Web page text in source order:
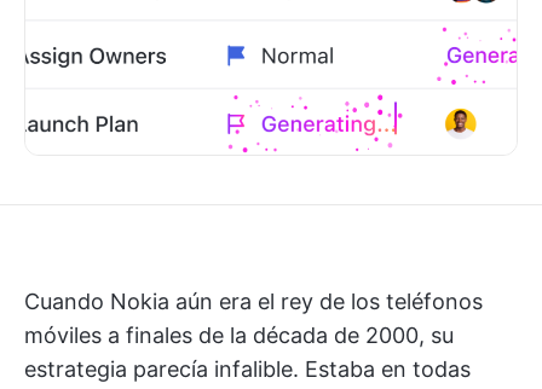
Cuando Nokia aún era el rey de los teléfonos
móviles a finales de la década de 2000, su
estrategia parecía infalible. Estaba en todas